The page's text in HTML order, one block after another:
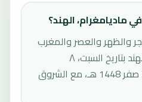
ماديامغرام، الهند؟
والظهر والعصر والمغرب
والعشاء في ماديامغرام، الهند بتاريخ السبت، ٨
أغسطس ٢٠٢٦ الموافق 25 صفر 1448 هـ، مع الشروق